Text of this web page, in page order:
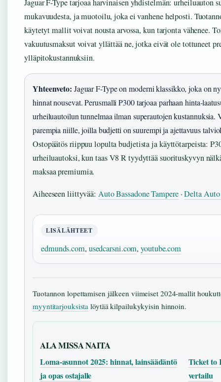
Jaguar F-Type tarjoaa harvinaisen yhdistelmän: urheiluauton
mukavuudesta, ja muotoilu, joka ei vanhene helposti.
käytetyt mallit voivat nousta arvossa, kun tarjonta vähenee.
vakuutusmaksut voivat yllättää ne, jotka eivät ole tottuneet
ylläpitokustannuksiin.
Yhteenveto: Jaguar F-Type on moderni klassikko, joka on
hinnat nousevat. Perusmalli P300 tarjoaa parhaan hinta-
urheiluautoilun tunnelmaa ilman superautojen kustannuksia.
parempia niille, joilla budjetti on suurempi ja ajettavuus
Ostopäätös riippuu lopulta budjetista ja käyttötarpeista:
urheiluautoksi, kun taas V8 R tyydyttää suorituskyvyn
maksaa premiumia.
Aiheeseen liittyvää: Auto Bassadone Tampere·Delta
LISÄLÄHTEET
edmunds.com, usedcarsni.com,youtube.com
Tuotannon lopettamisen jälkeen viimeiset 2024-mallit
myyntitarjouksista löytää kilpailukykyisin hinnoin.
ALA MISSA NAITA
Loma-asunnot 2025: hinnat, lainsäädäntö
ja opas ostajalle
Ticket to
vertailu